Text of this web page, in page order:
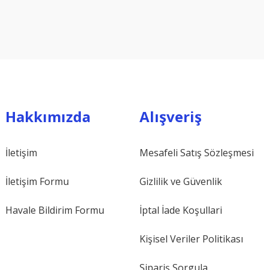
Hakkımızda
İletişim
İletişim Formu
Havale Bildirim Formu
Alışveriş
Mesafeli Satış Sözleşmesi
Gizlilik ve Güvenlik
İptal İade Koşullari
Kişisel Veriler Politikası